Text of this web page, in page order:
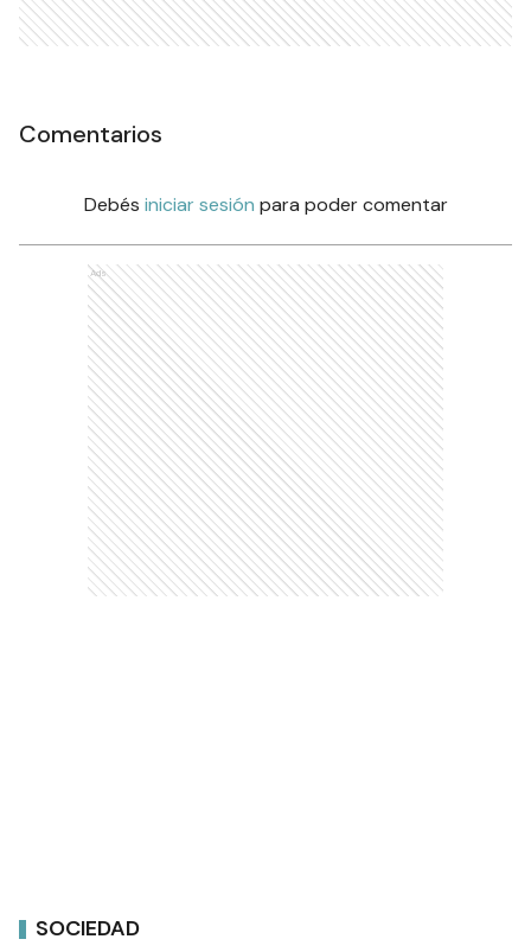
Comentarios
Debés iniciar sesión para poder comentar
Ads
SOCIEDAD